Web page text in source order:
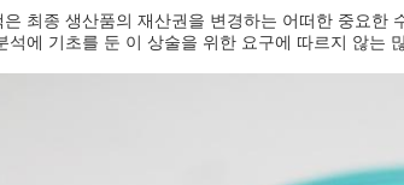
은 최종 생산품의 재산권을 변경하는 어떠한 중요한
석에 기초를 둔 이 상술을 위한 요구에 따르지 않는